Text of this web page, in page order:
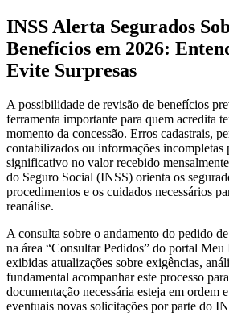
INSS Alerta Segurados
Benefícios em 2026:
Evite Surpresas
A possibilidade de revisão de benefícios
ferramenta importante para quem acredita
momento da concessão. Erros cadastrais,
contabilizados ou informações incompletas
significativo no valor recebido
do Seguro Social (INSS) orienta os
procedimentos e os cuidados necessários
reanálise.
A consulta sobre o andamento do pedido
na área “Consultar Pedidos” do portal
exibidas atualizações sobre exigências,
fundamental acompanhar este processo
documentação necessária esteja em ordem
eventuais novas solicitações por parte do